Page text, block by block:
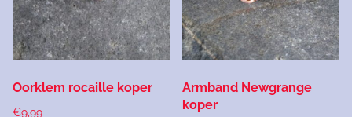
Oorklem rocaille koper
€9,99
Armband Newgrange
koper